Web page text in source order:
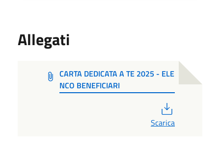
Allegati
CARTA DEDICATA A TE 2025 - ELE
NCO BENEFICIARI
Scarica